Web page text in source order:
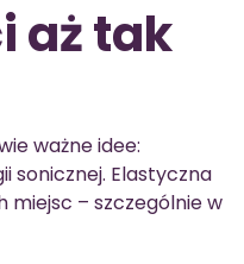
aż tak
ważne idee:
sonicznej. Elastyczna
– szczególnie w